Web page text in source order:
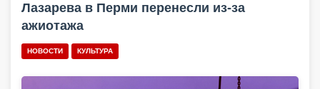
Лазарева в Перми перенесли из-за
ажиотажа
НОВОСТИ КУЛЬТУРА